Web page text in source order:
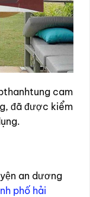
cam
đã được kiểm
an dương
phố hải